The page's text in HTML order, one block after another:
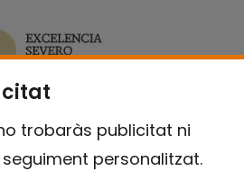
trobaràs publicitat ni
personalitzat.